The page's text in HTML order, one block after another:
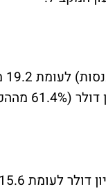
(70.5% מההכנסות ברבעון המקביל.